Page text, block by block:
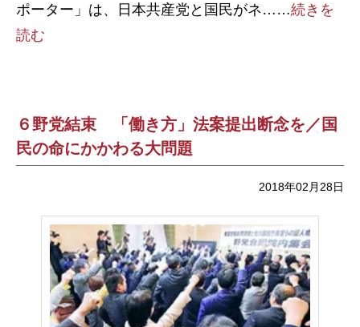
ポーター」は、日本共産党と国民がネ……続きを
読む
６野党結束 「働き方」法案提出断念を／国
民の命にかかわる大問題
2018年02月28日